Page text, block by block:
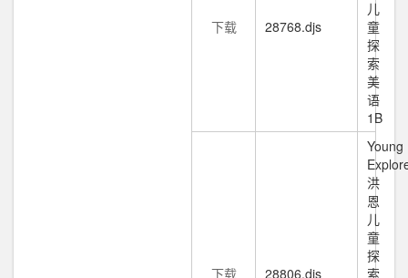
下载 28768.djs
儿
童
探
索
美
语
1B
下载 28806.djs
Young
洪
恩
儿
童
探
索